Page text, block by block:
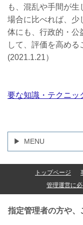
も、混乱や手間が
場合に比べれば、少
体にも、行政的・公
して、評価を高める
(2021.1.21）
要な知識・テクニッ
MENU
トップページ
管理運営に
指定管理者の方や、